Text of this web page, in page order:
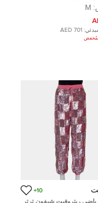
مقاس متوسط
M
701 AED
10+
ريتروفيت شيفون ترتر